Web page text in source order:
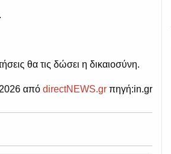
θα τις δώσει η δικαιοσύνη.
από directNEWS.gr πηγή:in.gr